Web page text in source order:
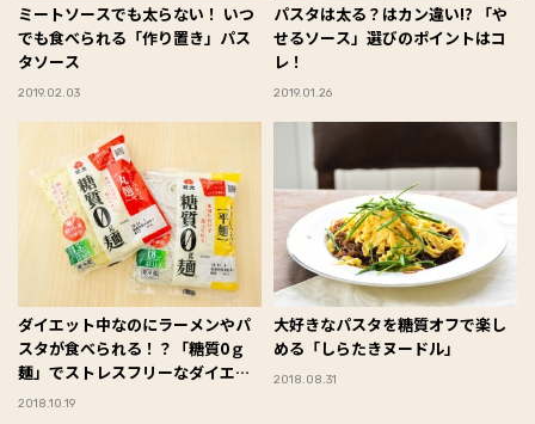
ミートソースでも太らない！ いつ
でも食べられる「作り置き」パス
タソース
2019.02.03
パスタは太る？はカン違い!? 「や
せるソース」選びのポイントはコ
レ！
2019.01.26
ダイエット中なのにラーメンやパ
スタが食べられる！？「糖質0ｇ
麺」でストレスフリーなダイエッ
ト#Omezaトーク
2018.10.19
大好きなパスタを糖質オフで楽し
める「しらたきヌードル」
2018.08.31